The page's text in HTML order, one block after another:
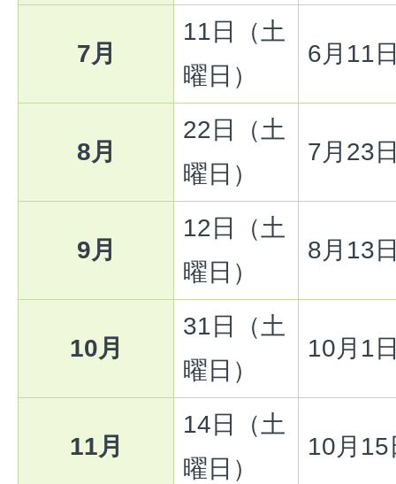
7月
11日（土
曜日）
6月11
8月
22日（土
曜日）
7月23
9月
12日（土
曜日）
8月13
10月
31日（土
曜日）
10月1
11月
14日（土
曜日）
10月15